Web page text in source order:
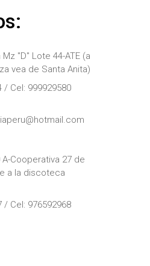
"D" Lote 44-ATE (a
vea de Santa Anita)
/ Cel: 999929580
A-Cooperativa 27 de
a la discoteca
/ Cel: 976592968